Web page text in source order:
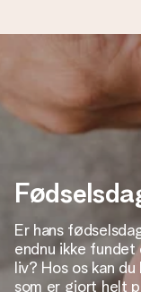
Bestil i dag,
Vi laver din gave
du kan give den
4,7 (baseret
Vores gaver
Reviews.
Er hans
endnu ikke
liv? Hos os kan